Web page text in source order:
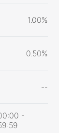
1.00%
0.50%
--
-